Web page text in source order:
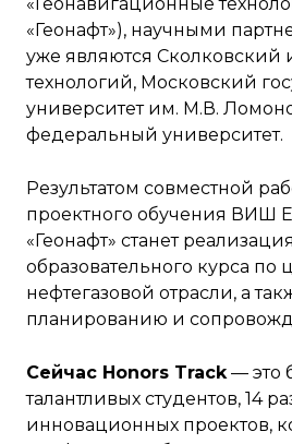
«Геонафт»), научными
уже являются Сколковский
технологий, Московский
университет им. М.В.
федеральный университет.
Результатом совместной
проектного обучения ВИШ
«Геонафт» станет реализация
образовательного курса
нефтегазовой отрасли, а
планированию и
Сейчас Honors Track— это
талантливых студентов, 14
инновационных проектов,